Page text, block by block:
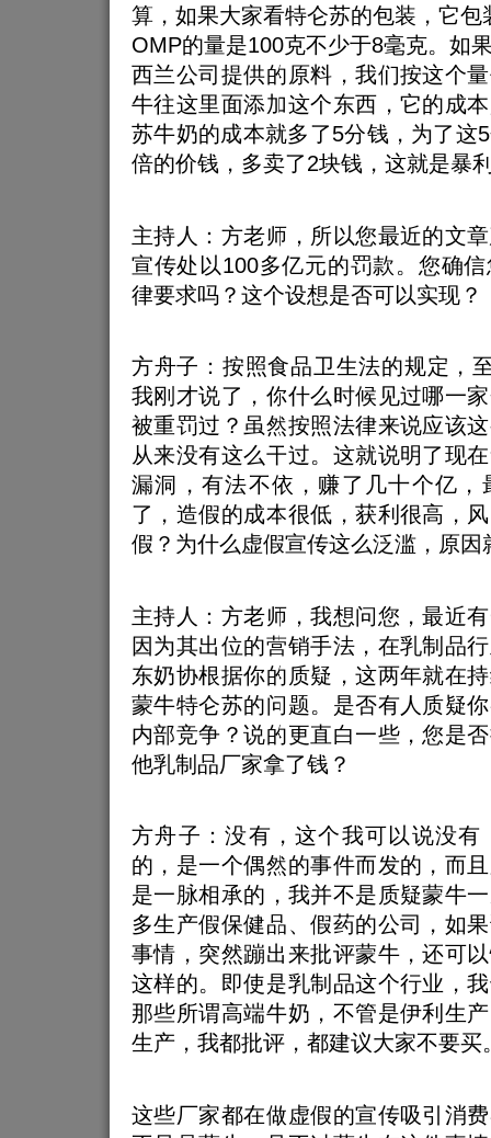
算，如果大家看特仑苏的包装，它包
OMP的量是100克不少于8毫克。如
西兰公司提供的原料，我们按这个
牛往这里面添加这个东西，它的成
苏牛奶的成本就多了5分钱，为了这
倍的价钱，多卖了2块钱，这就是暴
主持人：方老师，所以您最近的文
宣传处以100多亿元的罚款。您确
律要求吗？这个设想是否可以实现
方舟子：按照食品卫生法的规定，
我刚才说了，你什么时候见过哪一
被重罚过？虽然按照法律来说应该
从来没有这么干过。这就说明了现
漏洞，有法不依，赚了几十个亿，
了，造假的成本很低，获利很高，
假？为什么虚假宣传这么泛滥，原因
主持人：方老师，我想问您，最近
因为其出位的营销手法，在乳制品
东奶协根据你的质疑，这两年就在
蒙牛特仑苏的问题。是否有人质疑
内部竞争？说的更直白一些，您是
他乳制品厂家拿了钱？
方舟子：没有，这个我可以说没有
的，是一个偶然的事件而发的，而
是一脉相承的，我并不是质疑蒙牛
多生产假保健品、假药的公司，如
事情，突然蹦出来批评蒙牛，还可
这样的。即使是乳制品这个行业，
那些所谓高端牛奶，不管是伊利生
生产，我都批评，都建议大家不要买
这些厂家都在做虚假的宣传吸引消